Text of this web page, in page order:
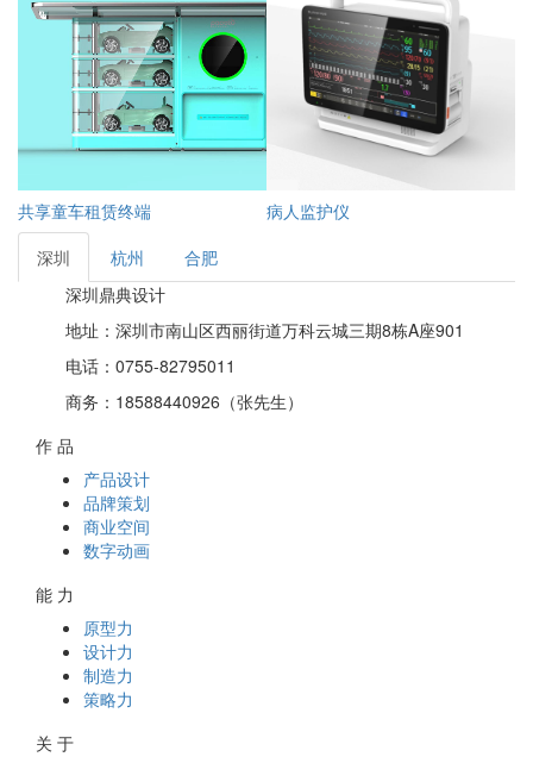
共享童车租赁终端 病人监护仪
深圳
杭州
合肥
深圳鼎典设计
地址：深圳市南山区西丽街道万科云城三期8栋A座901
电话：0755-82795011
商务：18588440926（张先生）
作 品
产品设计
品牌策划
商业空间
数字动画
能 力
原型力
设计力
制造力
策略力
关 于